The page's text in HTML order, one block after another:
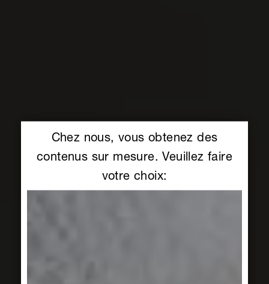
Chez nous, vous obtenez des
contenus sur mesure. Veuillez faire
votre choix: